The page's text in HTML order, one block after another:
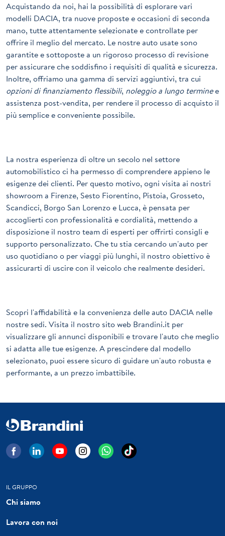
Acquistando da noi, hai la possibilità di esplorare vari
modelli DACIA, tra nuove proposte e occasioni di seconda
mano, tutte attentamente selezionate e controllate per
offrire il meglio del mercato. Le nostre auto usate sono
garantite e sottoposte a un rigoroso processo di revisione
per assicurare che soddisfino i requisiti di qualità e sicurezza.
Inoltre, offriamo una gamma di servizi aggiuntivi, tra cui
opzioni di finanziamento flessibili, noleggio a lungo terminee
assistenza post-vendita, per rendere il processo di acquisto il
più semplice e conveniente possibile.
La nostra esperienza di oltre un secolo nel settore
automobilistico ci ha permesso di comprendere appieno le
esigenze dei clienti. Per questo motivo, ogni visita ai nostri
showroom a Firenze, Sesto Fiorentino, Pistoia, Grosseto,
Scandicci, Borgo San Lorenzo e Lucca, è pensata per
accoglierti con professionalità e cordialità, mettendo a
disposizione il nostro team di esperti per offrirti consigli e
supporto personalizzato. Che tu stia cercando un'auto per
uso quotidiano o per viaggi più lunghi, il nostro obiettivo è
assicurarti di uscire con il veicolo che realmente desideri.
Scopri l'affidabilità e la convenienza delle auto DACIA nelle
nostre sedi. Visita il nostro sito web Brandini.it per
visualizzare gli annunci disponibili e trovare l'auto che meglio
si adatta alle tue esigenze. A prescindere dal modello
selezionato, puoi essere sicuro di guidare un'auto robusta e
performante, a un prezzo imbattibile.
IL GRUPPO
Chi siamo
Lavora con noi